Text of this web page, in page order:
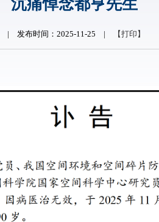
沉痛悼念都亨先生
| 发布时间：2025-11-25 | 【打印】